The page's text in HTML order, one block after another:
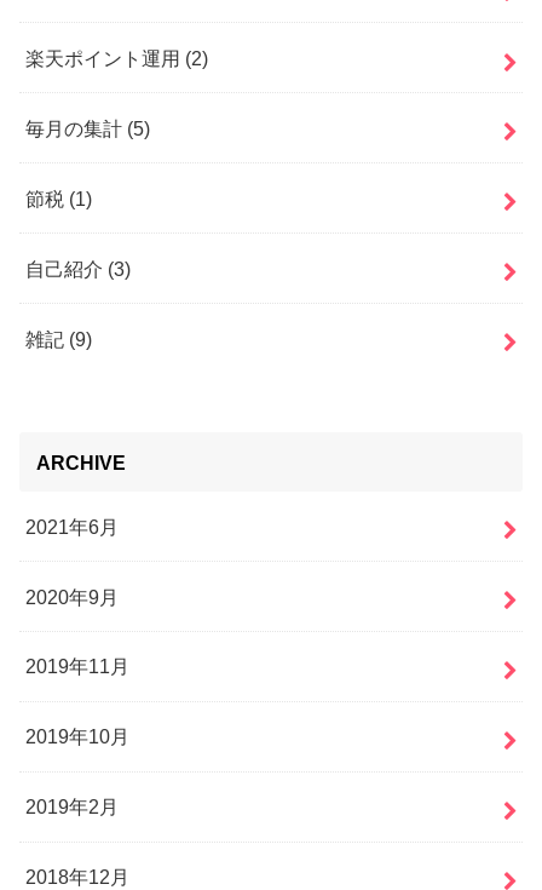
楽天ポイント運用 (2)
毎月の集計 (5)
節税 (1)
自己紹介 (3)
雑記 (9)
ARCHIVE
2021年6月
2020年9月
2019年11月
2019年10月
2019年2月
2018年12月